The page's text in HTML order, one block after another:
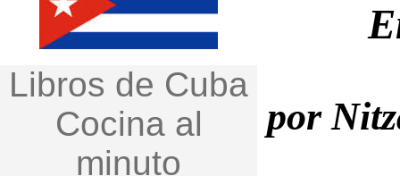
Libros de Cuba
Cocina al
minuto
por